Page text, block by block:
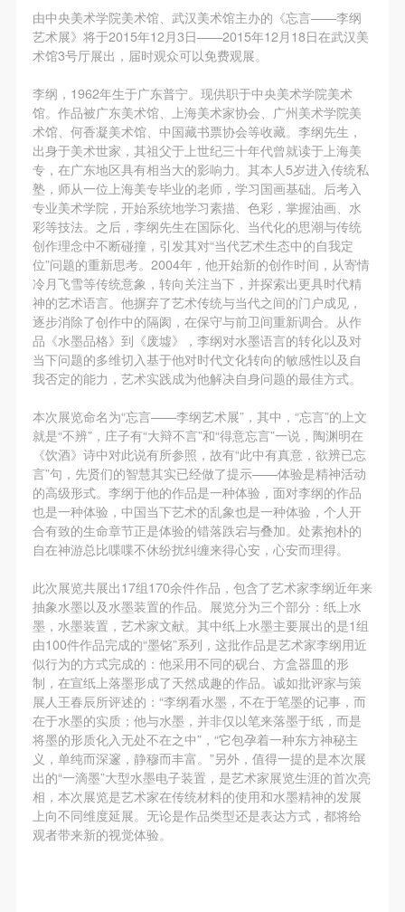
由中央美术学院美术馆、 武汉美术馆主办的《忘言——李纲
艺术展》将于2015年12月3日——2015年12月18日在武汉美
术馆3号厅展出，届时观众可以免费观展。
李纲，1962年生于广东普宁。现供职于中央美术学院美术
馆。作品被广东美术馆、上海美术家协会、广州美术学院美
术馆、何香凝美术馆、中国藏书票协会等收藏。李纲先生，
出身于美术世家，其祖父于上世纪三十年代曾就读于上海美
专，在广东地区具有相当大的影响力。其本人5岁进入传统私
塾，师从一位上海美专毕业的老师，学习国画基础。后考入
专业美术学院，开始系统地学习素描、色彩，掌握油画、水
彩等技法。之后，李纲先生在国际化、当代化的思潮与传统
创作理念中不断碰撞，引发其对“当代艺术生态中的自我定
位”问题的重新思考。2004年，他开始新的创作时间，从寄情
冷月飞雪等传统意象，转向关注当下，并探索出更具时代精
神的艺术语言。他摒弃了艺术传统与当代之间的门户成见，
逐步消除了创作中的隔阂，在保守与前卫间重新调合。从作
品《水墨品格》到《废墟》，李纲对水墨语言的转化以及对
当下问题的多维切入基于他对时代文化转向的敏感性以及自
我否定的能力，艺术实践成为他解决自身问题的最佳方式。
本次展览命名为“忘言——李纲艺术展”，其中，“忘言”的上文
就是“不辨”，庄子有“大辩不言”和“得意忘言”一说，陶渊明在
《饮酒》诗中对此说有所参照，故有“此中有真意，欲辨已忘
言”句，先贤们的智慧其实已经做了提示——体验是精神活动
的高级形式。李纲于他的作品是一种体验，面对李纲的作品
也是一种体验，中国当下艺术的乱象也是一种体验，个人开
合有致的生命章节正是体验的错落跌宕与叠加。处素抱朴的
自在神游总比喋喋不休纷扰纠缠来得心安，心安而理得。
此次展览共展出17组170余件作品，包含了艺术家李纲近年来
抽象水墨以及水墨装置的作品。展览分为三个部分：纸上水
墨，水墨装置，艺术家文献。其中纸上水墨主要展出的是1组
由100件作品完成的“墨铭”系列，这批作品是艺术家李纲用近
似行为的方式完成的：他采用不同的砚台、方盒器皿的形
制，在宣纸上落墨形成了天然成趣的作品。诚如批评家与策
展人王春辰所评述的：“李纲看水墨，不在于笔墨的记事，而
在于水墨的实质；他与水墨，并非仅以笔来落墨于纸，而是
将墨的形质化入无处不在之中”，“它包孕着一种东方神秘主
义，单纯而深邃，静穆而丰富。”另外，值得一提的是本次展
出的“一滴墨”大型水墨电子装置，是艺术家展览生涯的首次亮
相，本次展览是艺术家在传统材料的使用和水墨精神的发展
上向不同维度延展。无论是作品类型还是表达方式，都将给
观者带来新的视觉体验。
第四条
参加活动者在此次活动期间的人身安全责任自负。鼓
故，活动中任何非事故当事人及美术馆将不承担人身
事故的任何责任，但有互相援助的义务。参加活动的
成员应当积极主动的组织实施救援工作，但对事故本
身不承担任何法律责任和经济责任。参加本次活动者
的人身安全不负有民事及相关连带责任。
第五条
参加活动者在此次活动期间应主动遵守美术馆活动秩
序、维护美术馆场地及展示、展览、馆藏艺术作品及
衍生品的安全。活动中一旦因个人原因造成美术馆场
地、空间、艺术品、衍生品等受到不同程度的损失、
破坏。活动中任何非事故当事人及美术馆将不承担相
应的责任与损失，应由参与活动者根据相应的法律条
文、组织规定进行协商和赔偿。并追究相应的法律责
任和经济责任。
第六条
参与活动者在参与活动时应当在美术馆工作人员及活
动导师、教师指导下进行，并正确的使用活动中所涉
及到的绘画工具、创作材料及配套设备、设施，若参
与者因个人原因在使用相应绘画工具、创作材料及配
套设备、设施造成个人受伤、伤害他人及造成相应工
具、材料、设备或设施的故障或损坏。参与活动者应
当承当相应的全部责任，并主动赔偿相应的经济损
失。活动中任何非事故当事人及美术馆将不承担人身
事故的任何责任。
中央美术学院美术馆肖像权许可使用协议
根据《中华人民共和国广告法》、《中华人民共和国
民法通则》以及 最高人民法院关于贯彻执行 《中华
人民共和国民法通则》若干问题的意见（试行）>的
有关规定，为明确肖像许可方（甲方）和使用方（乙
方）的权利义务关系，经双方友好协商，甲乙双方就
第四条
参加活动者在此次活动期间的人身安全责任自负。鼓
故，活动中任何非事故当事人及美术馆将不承担人身
事故的任何责任，但有互相援助的义务。参加活动的
成员应当积极主动的组织实施救援工作，但对事故本
身不承担任何法律责任和经济责任。参加本次活动者
的人身安全不负有民事及相关连带责任。
第五条
参加活动者在此次活动期间应主动遵守美术馆活动秩
序、维护美术馆场地及展示、展览、馆藏艺术作品及
衍生品的安全。活动中一旦因个人原因造成美术馆场
地、空间、艺术品、衍生品等受到不同程度的损失、
破坏。活动中任何非事故当事人及美术馆将不承担相
应的责任与损失，应由参与活动者根据相应的法律条
文、组织规定进行协商和赔偿。并追究相应的法律责
任和经济责任。
第六条
参与活动者在参与活动时应当在美术馆工作人员及活
动导师、教师指导下进行，并正确的使用活动中所涉
及到的绘画工具、创作材料及配套设备、设施，若参
与者因个人原因在使用相应绘画工具、创作材料及配
套设备、设施造成个人受伤、伤害他人及造成相应工
具、材料、设备或设施的故障或损坏。参与活动者应
当承当相应的全部责任，并主动赔偿相应的经济损
失。活动中任何非事故当事人及美术馆将不承担人身
事故的任何责任。
中央美术学院美术馆肖像权许可使用协议
根据《中华人民共和国广告法》、《中华人民共和国
民法通则》以及 最高人民法院关于贯彻执行 《中华
人民共和国民法通则》若干问题的意见（试行）>的
有关规定，为明确肖像许可方（甲方）和使用方（乙
方）的权利义务关系，经双方友好协商，甲乙双方就
第四条
参加活动者在此次活动期间的人身安全责任自负。鼓
故，活动中任何非事故当事人及美术馆将不承担人身
事故的任何责任，但有互相援助的义务。参加活动的
成员应当积极主动的组织实施救援工作，但对事故本
身不承担任何法律责任和经济责任。参加本次活动者
的人身安全不负有民事及相关连带责任。
第五条
参加活动者在此次活动期间应主动遵守美术馆活动秩
序、维护美术馆场地及展示、展览、馆藏艺术作品及
衍生品的安全。活动中一旦因个人原因造成美术馆场
地、空间、艺术品、衍生品等受到不同程度的损失、
破坏。活动中任何非事故当事人及美术馆将不承担相
应的责任与损失，应由参与活动者根据相应的法律条
文、组织规定进行协商和赔偿。并追究相应的法律责
任和经济责任。
第六条
参与活动者在参与活动时应当在美术馆工作人员及活
动导师、教师指导下进行，并正确的使用活动中所涉
及到的绘画工具、创作材料及配套设备、设施，若参
与者因个人原因在使用相应绘画工具、创作材料及配
套设备、设施造成个人受伤、伤害他人及造成相应工
具、材料、设备或设施的故障或损坏。参与活动者应
当承当相应的全部责任，并主动赔偿相应的经济损
失。活动中任何非事故当事人及美术馆将不承担人身
事故的任何责任。
中央美术学院美术馆肖像权许可使用协议
根据《中华人民共和国广告法》、《中华人民共和国
民法通则》以及 最高人民法院关于贯彻执行 《中华
人民共和国民法通则》若干问题的意见（试行）>的
有关规定，为明确肖像许可方（甲方）和使用方（乙
方）的权利义务关系，经双方友好协商，甲乙双方就
快捷登录 帐号密码登录
手机号码
发送验证码
手机号码将作为您的登录账号
验证码
登录
可使用雅昌艺术网会员账户登录